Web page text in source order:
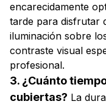
encarecidamente
tarde para disfrutar
iluminación sobre
contraste visual
profesional.
3. ¿Cuánto
cubiertas? La